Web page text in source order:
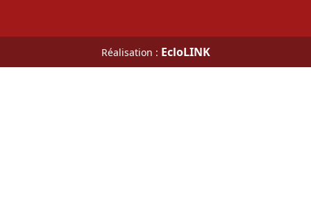
Réalisation : EcloLINK